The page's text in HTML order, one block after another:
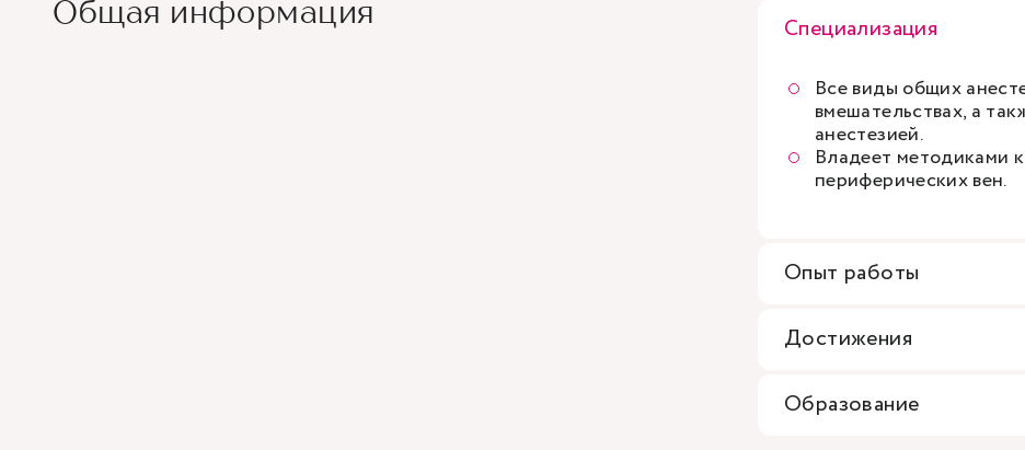
Общая информация Специализация
Все виды общих
вмешательствах, а
анестезией.
Владеет методиками
периферических вен.
Опыт работы
Достижения
Образование